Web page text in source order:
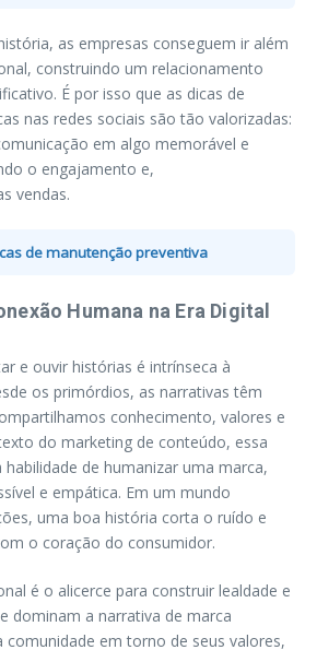
as empresas conseguem ir além
construindo um relacionamento
É por isso que as dicas de
nas redes sociais são tão valorizadas:
em algo memorável e
o engajamento e,
vendas.
de manutenção preventiva
Humana na Era Digital
e ouvir histórias é intrínseca à
os primórdios, as narrativas têm
conhecimento, valores e
do marketing de conteúdo, essa
habilidade de humanizar uma marca,
e empática. Em um mundo
uma boa história corta o ruído e
o coração do consumidor.
é o alicerce para construir lealdade e
dominam a narrativa de marca
comunidade em torno de seus valores,